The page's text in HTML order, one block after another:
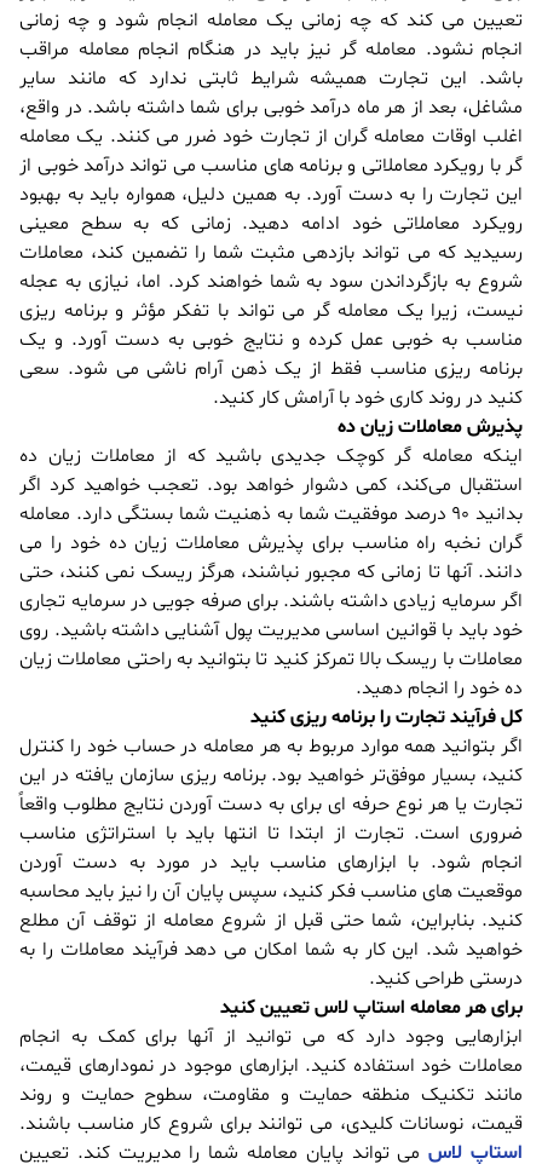
تعیین می کند که چه زمانی یک معامله انجام شود و چه زمانی
انجام نشود. معامله گر نیز باید در هنگام انجام معامله مراقب
باشد. این تجارت همیشه شرایط ثابتی ندارد که مانند سایر
مشاغل، بعد از هر ماه درآمد خوبی برای شما داشته باشد. در واقع،
اغلب اوقات معامله گران از تجارت خود ضرر می کنند. یک معامله
گر با رویکرد معاملاتی و برنامه های مناسب می تواند درآمد خوبی از
این تجارت را به دست آورد. به همین دلیل، همواره باید به بهبود
رویکرد معاملاتی خود ادامه دهید. زمانی که به سطح معینی
رسیدید که می تواند بازدهی مثبت شما را تضمین کند، معاملات
شروع به بازگرداندن سود به شما خواهند کرد. اما، نیازی به عجله
نیست، زیرا یک معامله گر می تواند با تفکر مؤثر و برنامه ریزی
مناسب به خوبی عمل کرده و نتایج خوبی به دست آورد. و یک
برنامه ریزی مناسب فقط از یک ذهن آرام ناشی می شود. سعی
کنید در روند کاری خود با آرامش کار کنید.
پذیرش معاملات زیان ده
اینکه معامله گر کوچک جدیدی باشید که از معاملات زیان ده
استقبال می‌کند، کمی دشوار خواهد بود. تعجب خواهید کرد اگر
بدانید 90 درصد موفقیت شما به ذهنیت شما بستگی دارد. معامله
گران نخبه راه مناسب برای پذیرش معاملات زیان ده خود را می
دانند. آنها تا زمانی که مجبور نباشند، هرگز ریسک نمی کنند، حتی
اگر سرمایه زیادی داشته باشند. برای صرفه جویی در سرمایه تجاری
خود باید با قوانین اساسی مدیریت پول آشنایی داشته باشید. روی
معاملات با ریسک بالا تمرکز کنید تا بتوانید به راحتی معاملات زیان
ده خود را انجام دهید.
کل فرآیند تجارت را برنامه ریزی کنید
اگر بتوانید همه موارد مربوط به هر معامله در حساب خود را کنترل
کنید، بسیار موفق‌تر خواهید بود. برنامه ریزی سازمان یافته در این
تجارت یا هر نوع حرفه ای برای به دست آوردن نتایج مطلوب واقعاً
ضروری است. تجارت از ابتدا تا انتها باید با استراتژی مناسب
انجام شود. با ابزارهای مناسب باید در مورد به دست آوردن
موقعیت های مناسب فکر کنید، سپس پایان آن را نیز باید محاسبه
کنید. بنابراین، شما حتی قبل از شروع معامله از توقف آن مطلع
خواهید شد. این کار به شما امکان می دهد فرآیند معاملات را به
درستی طراحی کنید.
برای هر معامله استاپ لاس تعیین کنید
ابزارهایی وجود دارد که می توانید از آنها برای کمک به انجام
معاملات خود استفاده کنید. ابزارهای موجود در نمودارهای قیمت،
مانند تکنیک منطقه حمایت و مقاومت، سطوح حمایت و روند
قیمت، نوسانات کلیدی، می توانند برای شروع کار مناسب باشند.
استاپ لاسمی تواند پایان معامله شما را مدیریت کند. تعیین